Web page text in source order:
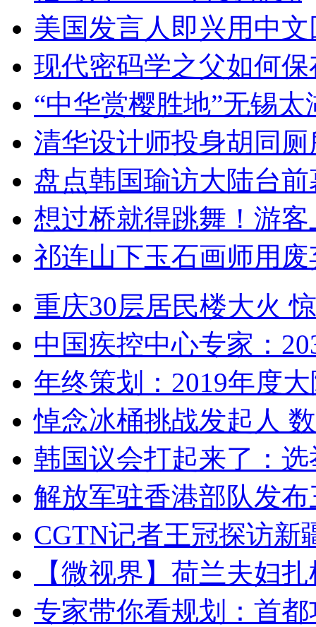
美国发言人即兴用中
现代密码学之父如何
“中华赏樱胜地”无锡
清华设计师投身胡同
盘点韩国瑜访大陆台
想过桥就得跳舞！游客
祁连山下玉石画师用
重庆30层居民楼大火
中国疾控中心专家：
年终策划：2019年度
悼念冰桶挑战发起人
韩国议会打起来了：
解放军驻香港部队发
CGTN记者王冠探访新
【微视界】荷兰夫妇
专家带你看规划：首